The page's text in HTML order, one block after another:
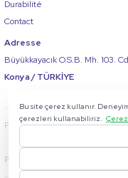
Bu site çerez kullanır.
çerezleri kullanabiliriz. Çerez
Durabilité
Contact
Adresse
Büyükkayacık O.S.B. Mh. 103.
Konya / TÜRKİYE
Politique de confidentialité
Politique de cookies